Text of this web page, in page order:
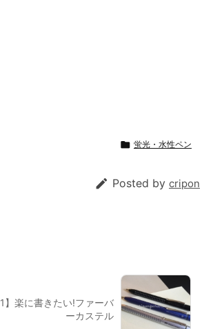
 蛍光・水性ペン
 Posted by cripon
】楽に書きたい!ファーバ
ーカステル